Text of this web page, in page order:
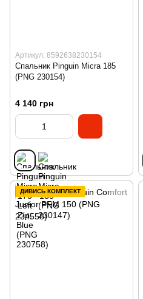
Артикул: 8592638230154
Спальник Pinguin Micra 185
(PNG 230154)
4 140 грн
ДИВИСЬ КОМПЛЕКТ